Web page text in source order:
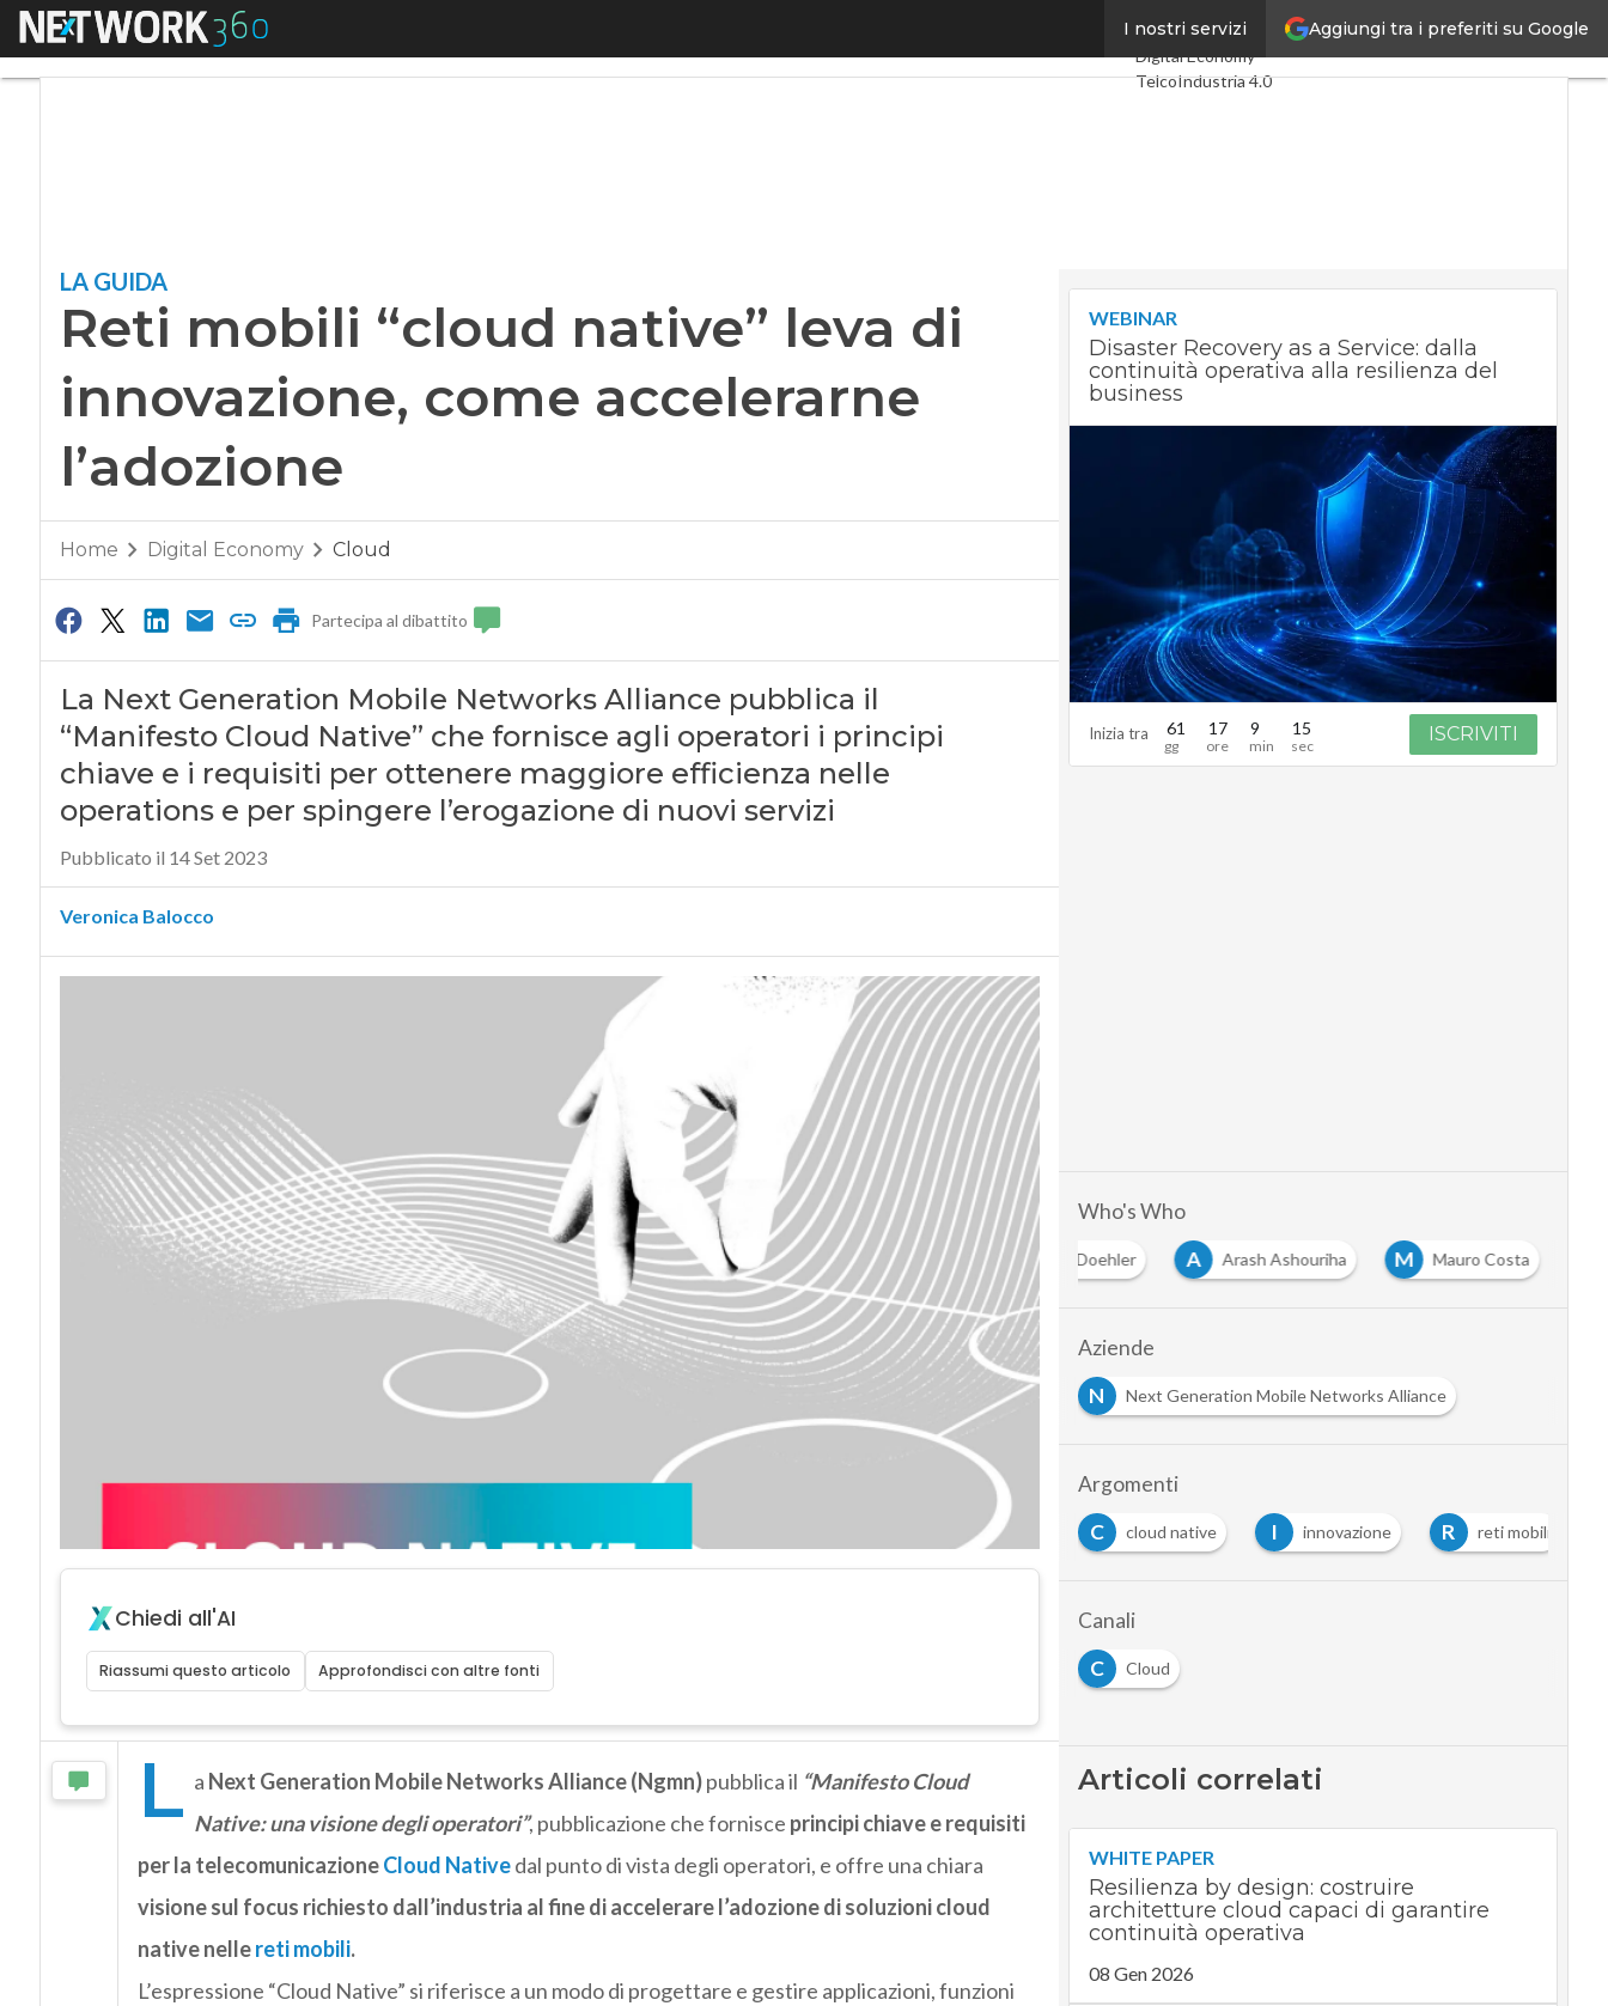
Aggiungi tra i preferiti su Google
I nostri servizi
Menu Reti mobili “cloud native” leva di innovazione, come accelerarne l’adozione Ultimi articoli
Digital Economy
TelcoIndustria 4.0
LA GUIDA
Reti mobili “cloud native” leva di
innovazione, come accelerarne
l’adozione
Home Digital Economy Cloud
Partecipa al dibattito
La Next Generation Mobile Networks Alliance pubblica il
“Manifesto Cloud Native” che fornisce agli operatori i principi
chiave e i requisiti per ottenere maggiore efficienza nelle
operations e per spingere l’erogazione di nuovi servizi
Pubblicato il 14 Set 2023
Veronica Balocco
Chiedi all'AI
Riassumi questo articolo Approfondisci con altre fonti
L a Next Generation Mobile Networks Alliance (Ngmn)pubblica il “Manifesto Cloud
Native: una visione degli operatori”, pubblicazione che fornisce principi chiave e requisiti
per la telecomunicazioneCloud Nativedal punto di vista degli operatori, e offre una chiara
visione sul focus richiesto dall’industria al fine di accelerare l’adozione di soluzioni cloud
native nellereti mobili.
L’espressione “Cloud Native” si riferisce a un modo di progettare e gestire applicazioni, funzioni
WEBINAR
Disaster Recovery as a Service: dalla
continuità operativa alla resilienza del
business
Inizia tra 61 17 9 14 ISCRIVITI
Who's Who
A
Anita Doehler A Arash Ashouriha M Mauro Costa
Aziende
N
Next Generation Mobile Networks Alliance
Argomenti
Cloud C cloud native I innovazione R reti mobili
Canali
C
Cloud
Articoli correlati
WHITE PAPER
Resilienza by design: costruire
architetture cloud capaci di garantire
continuità operativa
08 Gen 2026